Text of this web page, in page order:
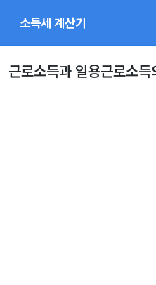
소득세 계산기
근로소득과 일용근로소득